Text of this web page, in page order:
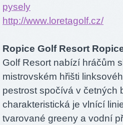
pysely
http://www.loretagolf.cz/
Ropice Golf Resort
Golf Resort nabízí hráčům
mistrovském hřišti
pestrost spočívá v četných
charakteristická je vlnící
tvarované greeny a vodní